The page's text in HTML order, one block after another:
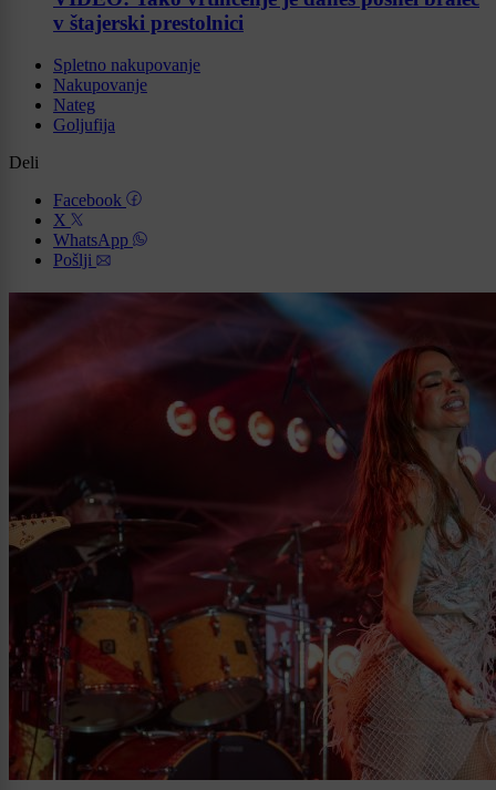
v štajerski prestolnici
Spletno nakupovanje
Nakupovanje
Nateg
Goljufija
Deli
Facebook
X
WhatsApp
Pošlji